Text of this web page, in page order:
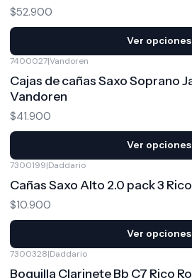
$52.900
Ver opciones
7400027|Vandoren
Cajas de cañas Saxo Soprano
Vandoren
$41.900
Ver opciones
7300199|Daddario
Cañas Saxo Alto 2.0 pack 3
$10.900
Ver opciones
7300328|Daddario
Boquilla Clarinete Bb C7 Rico